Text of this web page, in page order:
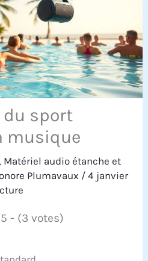
du sport
musique
, Matériel audio étanche et
Plumavaux /4 janvier
- (3 votes)